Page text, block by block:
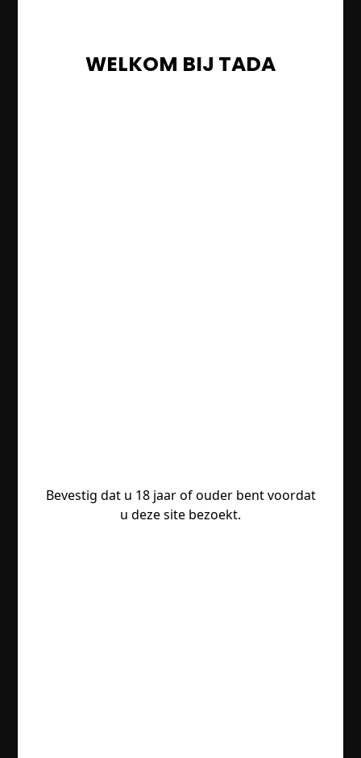
WELKOM BIJ TADA
Bevestig dat u 18 jaar of ouder bent voordat
u deze site bezoekt.